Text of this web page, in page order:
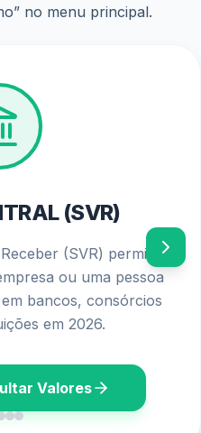
no menu principal.
2026
de pagamentos e os
solicitar o seu abono
banco ou aplicativo.